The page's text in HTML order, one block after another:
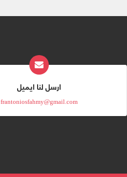
ارسل لنا ايميل
frantoniosfahmy@gmail.com